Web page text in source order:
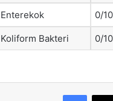
Enterekok 0/
Koliform Bakteri 0/